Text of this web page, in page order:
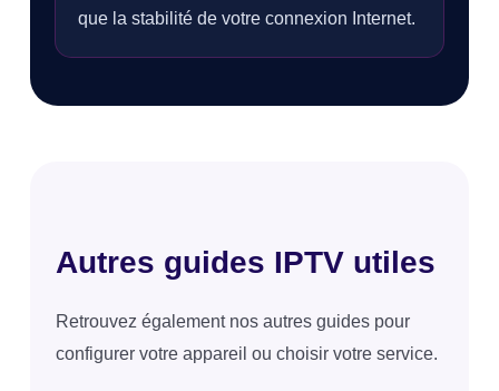
que la stabilité de votre connexion Internet.
Autres guides IPTV utiles
Retrouvez également nos autres guides pour
configurer votre appareil ou choisir votre service.